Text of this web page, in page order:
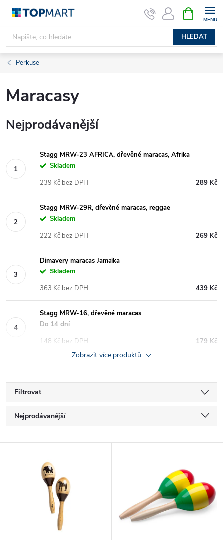
Přejít
obsah
HLEDAT
NÁKUPNÍ
KOŠÍK
Perkuse
Maracasy
Nejprodávanější
Stagg MRW-23 AFRICA, dřevěné maracas, Afrika
Skladem
289 Kč
239 Kč bez DPH
Stagg MRW-29R, dřevěné maracas, reggae
Skladem
269 Kč
222 Kč bez DPH
Dimavery maracas Jamaika
Skladem
439 Kč
363 Kč bez DPH
Stagg MRW-16, dřevěné maracas
Do 14 dní
179 Kč
148 Kč bez DPH
Zobrazit více produktů
Filtrovat
Ř
a
Nejprodávanější
Abecedně